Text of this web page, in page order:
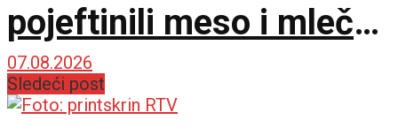
pojeftinili meso i mlečni
proizvodi
07.08.2026
Sledeći post